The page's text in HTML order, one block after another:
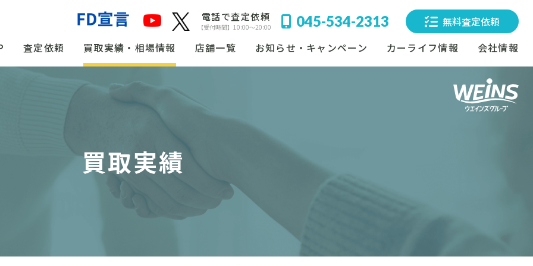
電話で査定依頼
【受付時間】10:00〜20:00 045-534-2313
無料査定依頼
査定依頼 買取実績・相場情報 店舗一覧 お知らせ・キャンペーン カーライフ情報 会社情報
買取実績